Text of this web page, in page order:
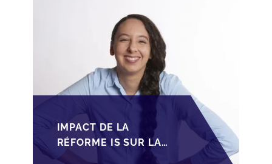
IMPACT DE LA
RÉFORME IS SUR LA
TRANSMISSION DES